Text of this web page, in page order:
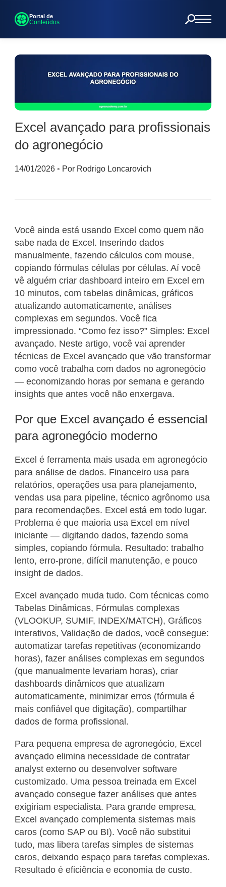
Portal de
Conteúdos
Excel avançado para profissionais
do agronegócio
14/01/2026 ◦ Por Rodrigo Loncarovich
Você ainda está usando Excel como quem não
sabe nada de Excel. Inserindo dados
manualmente, fazendo cálculos com mouse,
copiando fórmulas células por células. Aí você
vê alguém criar dashboard inteiro em Excel em
10 minutos, com tabelas dinâmicas, gráficos
atualizando automaticamente, análises
complexas em segundos. Você fica
impressionado. “Como fez isso?” Simples: Excel
avançado. Neste artigo, você vai aprender
técnicas de Excel avançado que vão transformar
como você trabalha com dados no agronegócio
— economizando horas por semana e gerando
insights que antes você não enxergava.
Por que Excel avançado é essencial
para agronegócio moderno
Excel é ferramenta mais usada em agronegócio
para análise de dados. Financeiro usa para
relatórios, operações usa para planejamento,
vendas usa para pipeline, técnico agrônomo usa
para recomendações. Excel está em todo lugar.
Problema é que maioria usa Excel em nível
iniciante — digitando dados, fazendo soma
simples, copiando fórmula. Resultado: trabalho
lento, erro-prone, difícil manutenção, e pouco
insight de dados.
Excel avançado muda tudo. Com técnicas como
Tabelas Dinâmicas, Fórmulas complexas
(VLOOKUP, SUMIF, INDEX/MATCH), Gráficos
interativos, Validação de dados, você consegue:
automatizar tarefas repetitivas (economizando
horas), fazer análises complexas em segundos
(que manualmente levariam horas), criar
dashboards dinâmicos que atualizam
automaticamente, minimizar erros (fórmula é
mais confiável que digitação), compartilhar
dados de forma profissional.
Para pequena empresa de agronegócio, Excel
avançado elimina necessidade de contratar
analyst externo ou desenvolver software
customizado. Uma pessoa treinada em Excel
avançado consegue fazer análises que antes
exigiriam especialista. Para grande empresa,
Excel avançado complementa sistemas mais
caros (como SAP ou BI). Você não substitui
tudo, mas libera tarefas simples de sistemas
caros, deixando espaço para tarefas complexas.
Resultado é eficiência e economia de custo.